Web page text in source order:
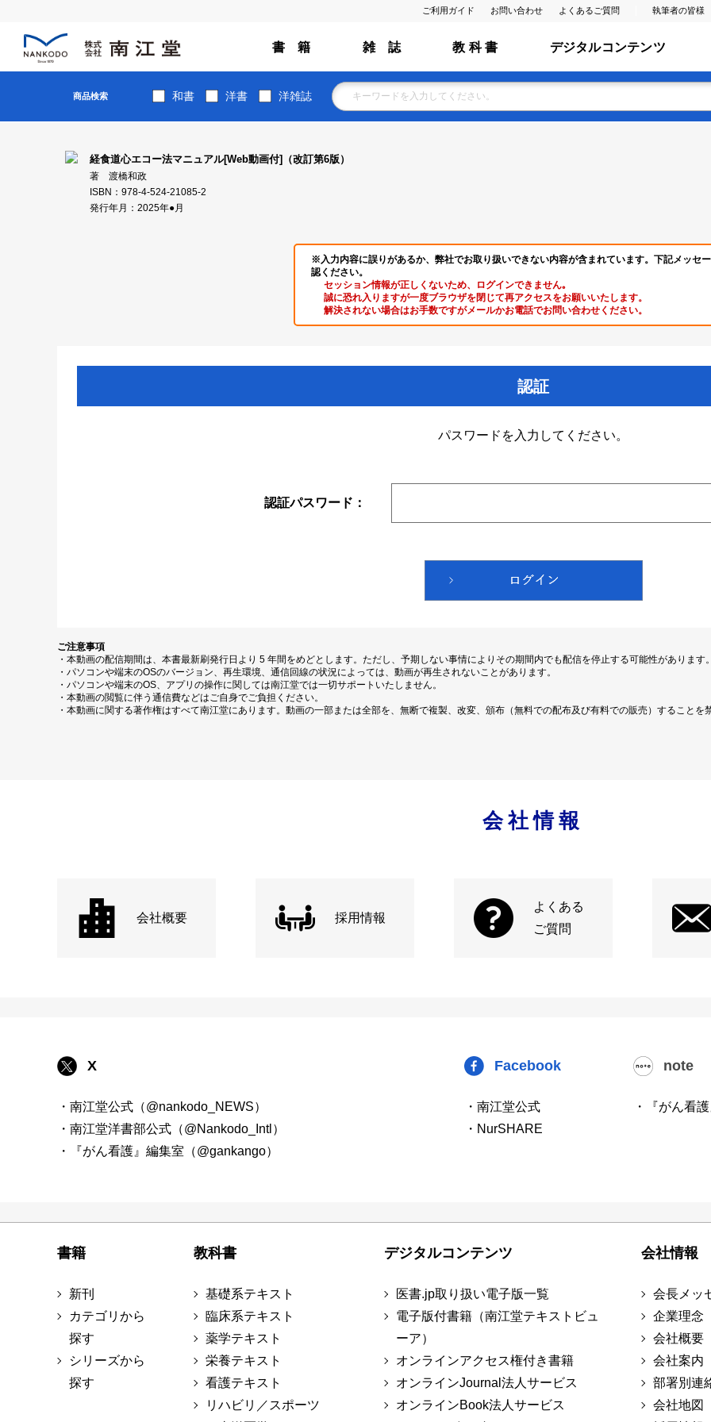
ご利用ガイド お問い合わせ よくあるご質問 執筆者の皆様
書 籍 雑 誌 教 科 書 デジタルコンテンツ
商品検索 和書 洋書 洋雑誌
経食道心エコー法マニュアル[Web動画付]（改訂第6版）
著 渡橋和政
ISBN：978-4-524-21085-2
発行年月：2025年●月
※入力内容に誤りがあるか、弊社でお取り扱いできない内容が含まれています。下記メッセ
認ください。
セッション情報が正しくないため、ログインできません｡
誠に恐れ入りますが一度ブラウザを閉じて再アクセスをお願いいたします。
解決されない場合はお手数ですがメールかお電話でお問い合わせください。
認証
パスワードを入力してください。
認証パスワード：
ご注意事項
・本動画の配信期間は、本書最新刷発行日より 5 年間をめどとします。ただし、予期しない事情によりその期間内でも配信を停止する可能性があります。
・パソコンや端末のOSのバージョン、再生環境、通信回線の状況によっては、動画が再生されないことがあります。
・パソコンや端末のOS、アプリの操作に関しては南江堂では一切サポートいたしません。
・本動画の閲覧に伴う通信費などはご自身でご負担ください。
・本動画に関する著作権はすべて南江堂にあります。動画の一部または全部を、無断で複製、改変、頒布（無料での配布及び有料での販売）することを
会社情報
会社概要 採用情報
よくある
ご質問
X
・南江堂公式（@nankodo_NEWS）
・南江堂洋書部公式（@Nankodo_Intl）
・『がん看護』編集室（@gankango）
Facebook
・南江堂公式
・NurSHARE
note
・『がん看
書籍
新刊
カテゴリから
探す
シリーズから
探す
教科書
基礎系テキスト
臨床系テキスト
薬学テキスト
栄養テキスト
看護テキスト
リハビリ／スポーツ
デジタルコンテンツ
医書.jp取り扱い電子版一覧
電子版付書籍（南江堂テキストビュ
ーア）
オンラインアクセス権付き書籍
オンラインJournal法人サービス
オンラインBook法人サービス
会社情報
会長メッ
企業理念
会社概要
会社案内
部署別連
会社地図